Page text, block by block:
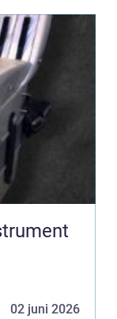
02 juni 2026